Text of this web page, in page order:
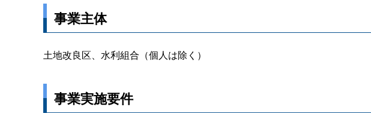
事業主体
土地改良区、水利組合（個人は除く）
事業実施要件